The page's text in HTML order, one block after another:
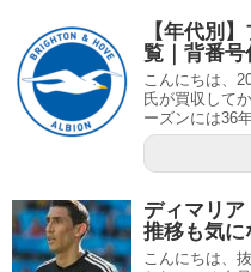
【年代別
覧｜背番
こんにちは、
氏が買収して
ーズンには36
ディマリ
推移も気に
こんにちは、